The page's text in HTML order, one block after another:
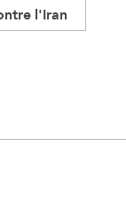
l'Iran